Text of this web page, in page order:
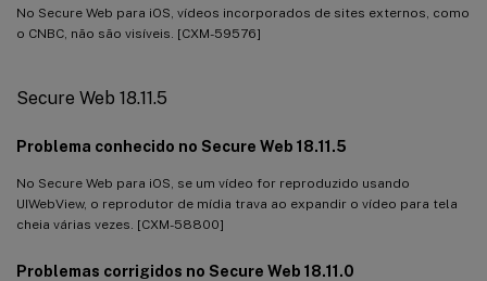
No Secure Web para iOS, vídeos incorporados de sites externos, como
o CNBC, não são visíveis. [CXM-59576]
Secure Web 18.11.5
Problema conhecido no Secure Web 18.11.5
No Secure Web para iOS, se um vídeo for reproduzido usando
UIWebView, o reprodutor de mídia trava ao expandir o vídeo para tela
cheia várias vezes. [CXM-58800]
Problemas corrigidos no Secure Web 18.11.0